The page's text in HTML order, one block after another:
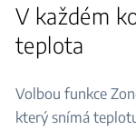
V každém
teplota
Volbou funkce
který snímá